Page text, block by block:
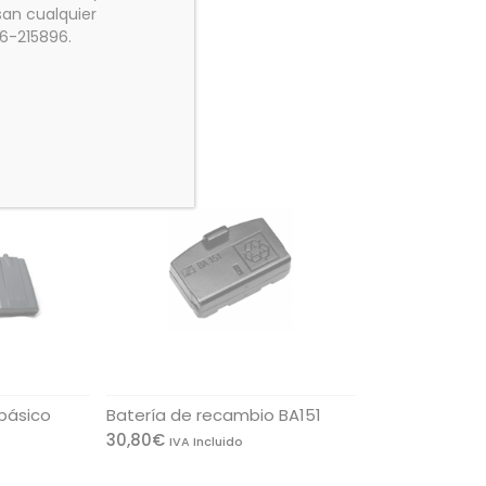
Batería de recambio BA151
30,80€ IVA Incluido
cualquier
215896.